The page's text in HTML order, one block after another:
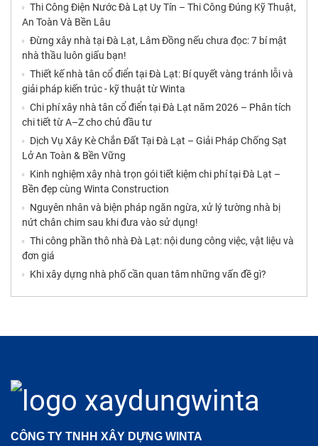
Thi Công Điện Nước Đà Lạt Uy Tín – Thi Công Đúng Kỹ Thuật,
An Toàn Và Bền Lâu
Đừng xây nhà tại Đà Lạt, Lâm Đồng nếu chưa đọc: 7 bí mật
nhà thầu luôn giấu bạn!
Thiết kế nhà tân cổ điển tại Đà Lạt: Bí quyết vàng tránh lỗi và
giải pháp kiến trúc - kỹ thuật từ Winta
Chi phí xây nhà tân cổ điển tại Đà Lạt năm 2026 – Phân tích
chi tiết từ A–Z cho chủ đầu tư
Dịch Vụ Xây Kè Chắn Đất Tại Đà Lạt – Giải Pháp Chống Sạt
Lở An Toàn & Bền Vững
Kinh nghiệm xây nhà trọn gói tiết kiệm chi phí tại Đà Lạt –
Bền đẹp cùng Winta Construction
Nguyên nhân và biện pháp ngăn ngừa, xử lý tường nhà bị
nứt chân chim sau khi đưa vào sử dụng!
Thi công phần thô nhà Đà Lạt: nội dung công việc, vật liệu và
đơn giá
Khi xây dựng nhà phố cần quan tâm những vấn đề gì?
CÔNG TY TNHH XÂY DỰNG WINTA